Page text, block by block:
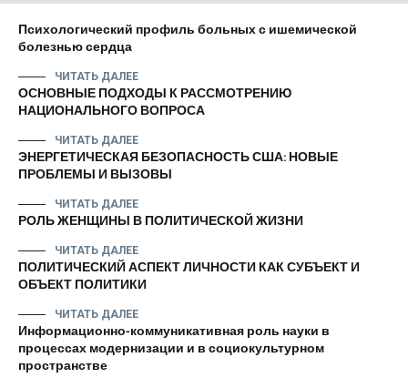
Психологический профиль больных с ишемической
болезнью сердца
ЧИТАТЬ ДАЛЕЕ
ОСНОВНЫЕ ПОДХОДЫ К РАССМОТРЕНИЮ
НАЦИОНАЛЬНОГО ВОПРОСА
ЧИТАТЬ ДАЛЕЕ
ЭНЕРГЕТИЧЕСКАЯ БЕЗОПАСНОСТЬ США: НОВЫЕ
ПРОБЛЕМЫ И ВЫЗОВЫ
ЧИТАТЬ ДАЛЕЕ
РОЛЬ ЖЕНЩИНЫ В ПОЛИТИЧЕСКОЙ ЖИЗНИ
ЧИТАТЬ ДАЛЕЕ
ПОЛИТИЧЕСКИЙ АСПЕКТ ЛИЧНОСТИ КАК СУБЪЕКТ И
ОБЪЕКТ ПОЛИТИКИ
ЧИТАТЬ ДАЛЕЕ
Информационно-коммуникативная роль науки в
процессах модернизации и в социокультурном
пространстве